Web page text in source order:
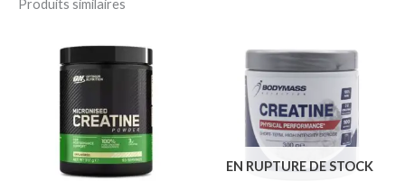
Produits similaires
EN RUPTURE DE STOCK